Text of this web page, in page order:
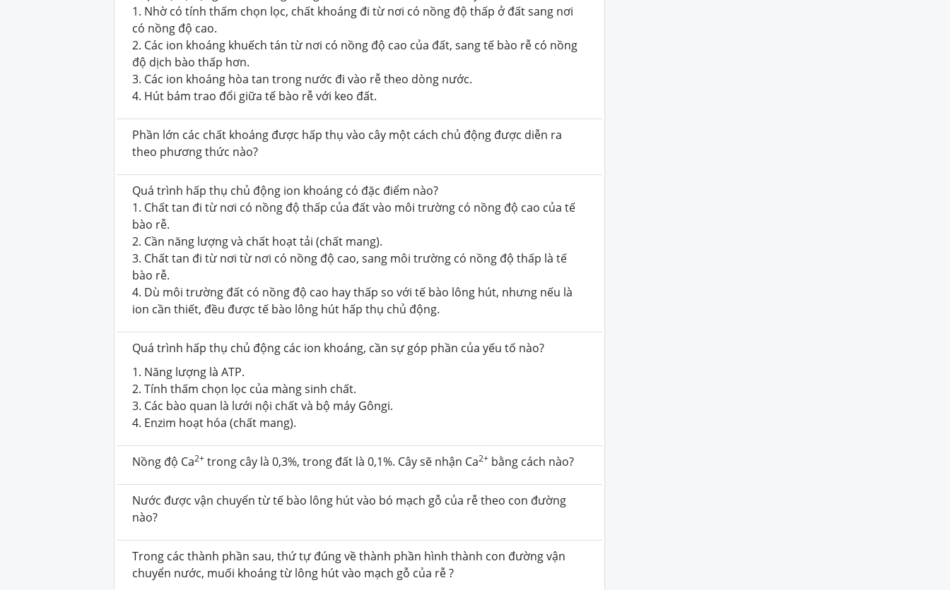
1. Nhờ có tính thấm chọn lọc, chất khoáng đi từ nơi có nồng độ thấp ở đất sang nơi
có nồng độ cao.
2. Các ion khoáng khuếch tán từ nơi có nồng độ cao của đất, sang tế bào rễ có nồng
độ dịch bào thấp hơn.
3. Các ion khoáng hòa tan trong nước đi vào rễ theo dòng nước.
4. Hút bám trao đổi giữa tế bào rễ với keo đất.
Phần lớn các chất khoáng được hấp thụ vào cây một cách chủ động được diễn ra
theo phương thức nào?
Quá trình hấp thụ chủ động ion khoáng có đặc điểm nào?
1. Chất tan đi từ nơi có nồng độ thấp của đất vào môi trường có nồng độ cao của tế
bào rễ.
2. Cần năng lượng và chất hoạt tải (chất mang).
3. Chất tan đi từ nơi từ nơi có nồng độ cao, sang môi trường có nồng độ thấp là tế
bào rễ.
4. Dù môi trường đất có nồng độ cao hay thấp so với tế bào lông hút, nhưng nếu là
ion cần thiết, đều được tế bào lông hút hấp thụ chủ động.
Quá trình hấp thụ chủ động các ion khoáng, cần sự góp phần của yếu tố nào?
1. Năng lượng là ATP.
2. Tính thấm chọn lọc của màng sinh chất.
3. Các bào quan là lưới nội chất và bộ máy Gôngi.
4. Enzim hoạt hóa (chất mang).
Nồng độ Ca2+ trong cây là 0,3%, trong đất là 0,1%. Cây sẽ nhận Ca2+ bằng cách nào?
Nước được vận chuyển từ tế bào lông hút vào bó mạch gỗ của rễ theo con đường
nào?
Trong các thành phần sau, thứ tự đúng về thành phần hình thành con đường vận
chuyển nước, muối khoáng từ lông hút vào mạch gỗ của rễ ?